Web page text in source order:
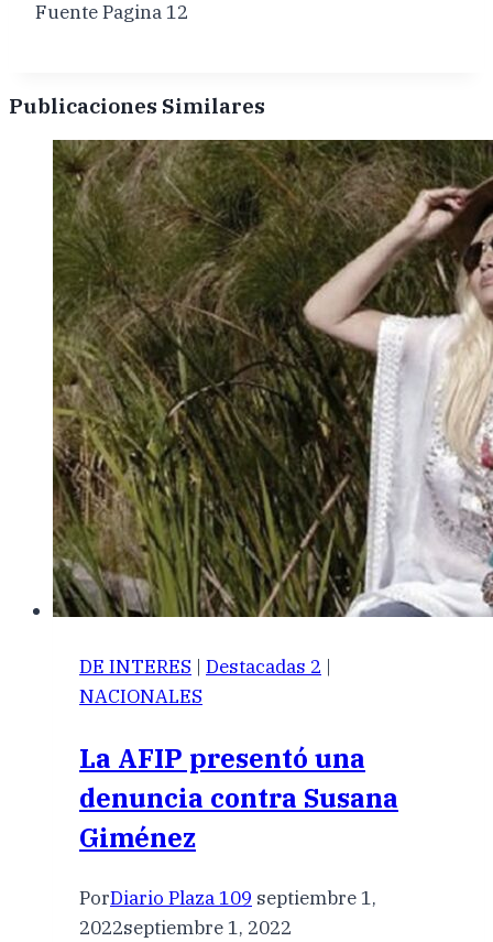
Fuente Pagina 12
Publicaciones Similares
DE INTERES | Destacadas 2 |
NACIONALES
La AFIP presentó una
denuncia contra Susana
Giménez
PorDiario Plaza 109 septiembre 1,
2022septiembre 1, 2022